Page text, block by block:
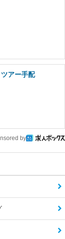
アー手配
by